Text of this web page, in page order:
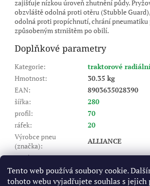
Tento web používá soubory cookie.
tohoto webu vyjadřujete souhlas s jejich
zajišťuje nízkou úroveň zhutnění půdy.
obzvláště odolná proti otěru (Stubble
odolná proti propíchnutí, chrání pneumatiku
způsobeným strništěm po obilí.
Doplňkové parametry
Kategorie:
traktorové
Hmotnost:
30.35 kg
EAN:
8903635028390
šířka:
280
profil:
70
ráfek:
20
Výrobce pneu
(značka):
ALLIANCE
Dezén:
AGRI STAR II
Index nosnosti (LI):
116/116
A8 - do 40 km/